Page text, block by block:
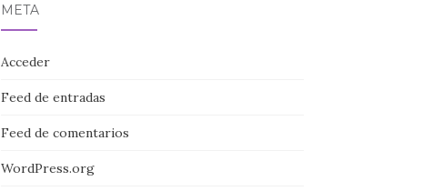
META
Acceder
Feed de entradas
Feed de comentarios
WordPress.org